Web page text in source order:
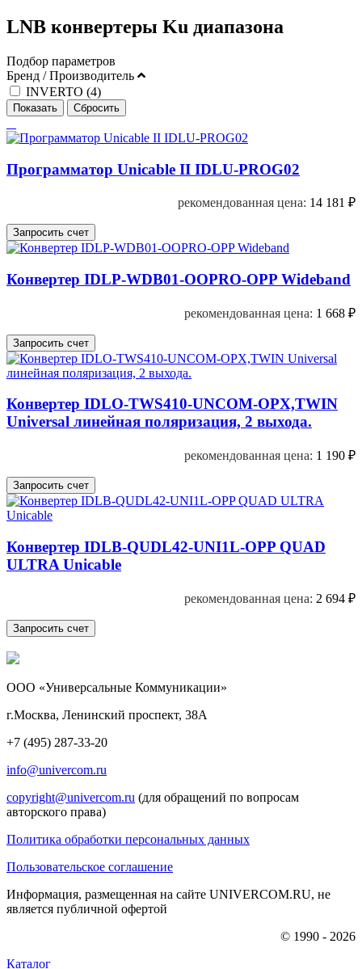
LNB конвертеры Ku диапазона
Подбор параметров
Бренд / Производитель
INVERTO (4)
Программатор Unicable II IDLU-PROG02
рекомендованная цена: 14 181 ₽
Конвертер IDLP-WDB01-OOPRO-OPP Wideband
рекомендованная цена: 1 668 ₽
Конвертер IDLO-TWS410-UNCOM-OPX,TWIN
Universal линейная поляризация, 2 выхода.
рекомендованная цена: 1 190 ₽
Конвертер IDLB-QUDL42-UNI1L-OPP QUAD
ULTRA Unicable
рекомендованная цена: 2 694 ₽
ООО «Универсальные Коммуникации»
г.Москва, Ленинский проспект, 38А
+7 (495) 287-33-20
info@univercom.ru
copyright@univercom.ru (для обращений по вопросам
авторского права)
Политика обработки персональных данных
Пользовательское соглашение
Информация, размещенная на сайте UNIVERCOM.RU, не
является публичной офертой
© 1990 - 2026
Каталог